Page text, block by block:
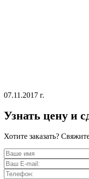
07.11.2017 г.
Узнать цену и
Хотите заказать?